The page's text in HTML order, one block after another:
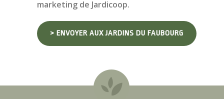
marketing de Jardicoop.